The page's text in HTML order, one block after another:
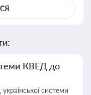
КВЕД до
системи